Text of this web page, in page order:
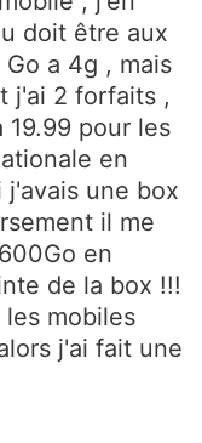
doit être aux
a 4g , mais
j'ai 2 forfaits ,
pour les
en
une box
il me
en
de la box !!!
les mobiles
j'ai fait une